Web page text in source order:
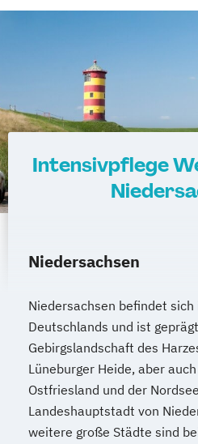
Intensivpflege
Niedersachsen
Niedersachsen befindet
Deutschlands und ist
Gebirgslandschaft des
Lüneburger Heide, aber
Ostfriesland und der
Landeshauptstadt von
weitere große Städte sind